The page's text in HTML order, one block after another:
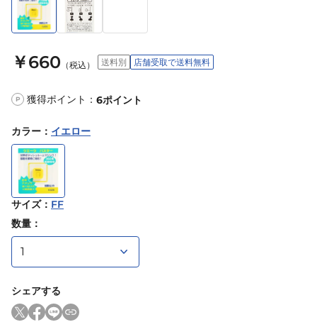
￥660 （税込） 送料別 店舗受取で送料無料
P 獲得ポイント： 6ポイント
カラー ： イエロー
サイズ： FF
数量：
シェアする